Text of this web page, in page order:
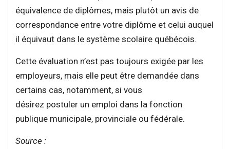
équivalence de diplômes, mais plutôt un avis de
correspondance entre votre diplôme et celui auquel
il équivaut dans le système scolaire québécois.
Cette évaluation n’est pas toujours exigée par les
employeurs, mais elle peut être demandée dans
certains cas, notamment, si vous
désirez postuler un emploi dans la fonction
publique municipale, provinciale ou fédérale.
Source :